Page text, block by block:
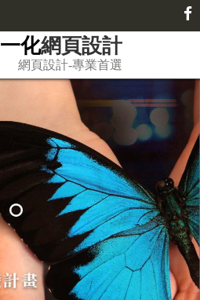
一化網頁設計
網頁設計-專業首選